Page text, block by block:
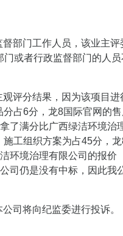
部门工作人员，该业主评
或者行政监督部门的人员
评分结果，因为该项目进
占6分，龙8国际官网的
了满分比广西绿洁环境治
工组织方案为占45分，
环境治理有限公司的报价
司仍是没有中标，因此我
司将向纪监委进行投诉。